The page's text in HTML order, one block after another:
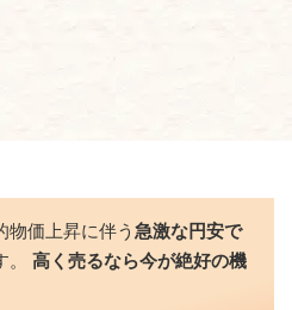
物価上昇に伴う 急激な円安で
。 高く売るなら今が絶好の機